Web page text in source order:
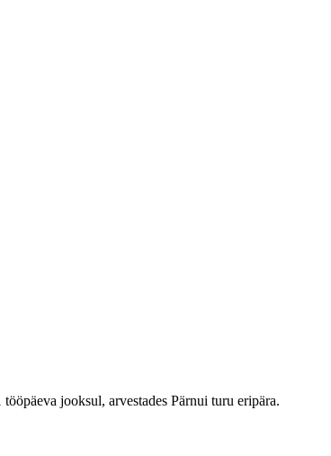
jooksul, arvestades Pärnui turu eripära.